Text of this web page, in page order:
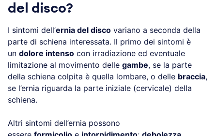
del disco?
I sintomi dell’ernia del disco variano a seconda della
parte di schiena interessata. Il primo dei sintomi è
un dolore intenso con irradiazione ed eventuale
limitazione al movimento delle gambe, se la parte
della schiena colpita è quella lombare, o delle braccia,
se l’ernia riguarda la parte iniziale (cervicale) della
schiena.
Altri sintomi dell’ernia possono